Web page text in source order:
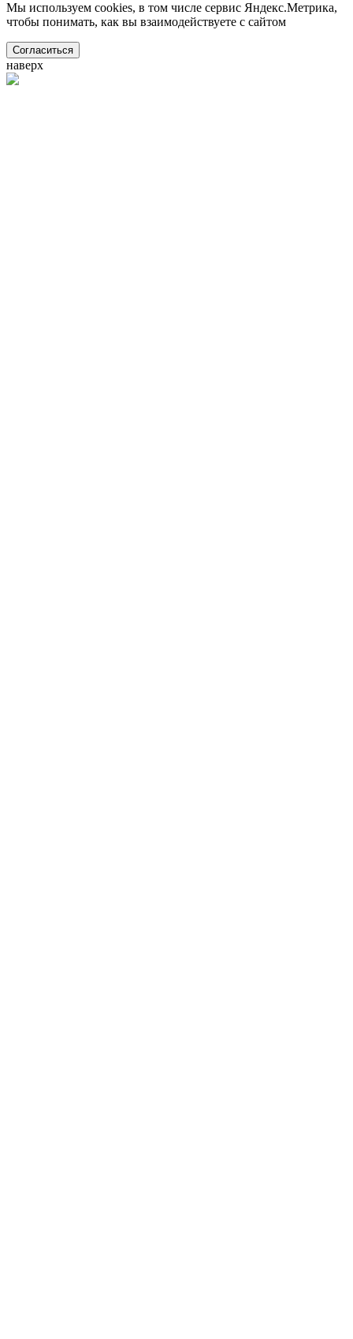
Мы используем cookies, в том числе сервис Яндекс.Метрика,
чтобы понимать, как вы взаимодействуете с сайтом
Согласиться
наверх